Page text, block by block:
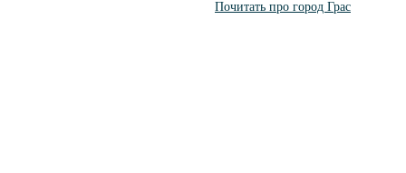
Почитать про город Грас